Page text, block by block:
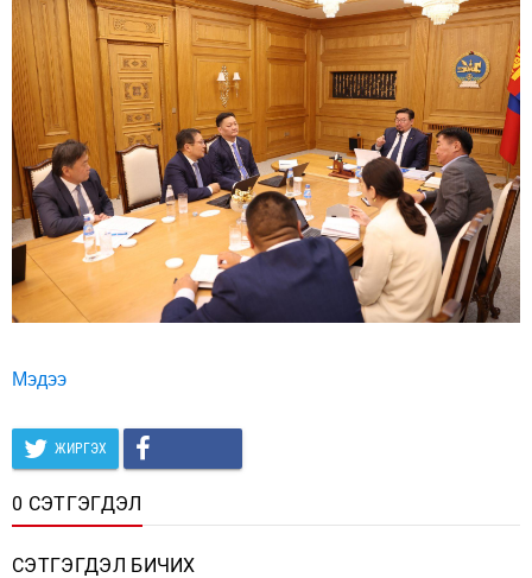
Мэдээ
ЖИРГЭХ
0 СЭТГЭГДЭЛ
СЭТГЭГДЭЛ БИЧИХ